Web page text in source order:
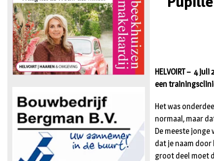
HELVOIRT – 4
een
Het was
normaal, maar
De meeste
dat je naam door
groot deel moet